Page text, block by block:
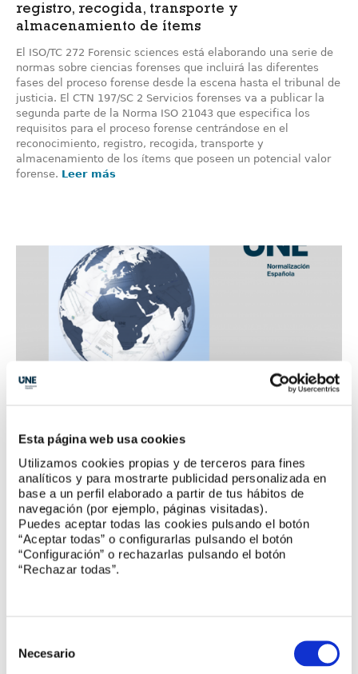
Esta página web usa cookies
Utilizamos cookies propias y de terceros para fines
analíticos y para mostrarte publicidad personalizada en
base a un perfil elaborado a partir de tus hábitos de
navegación (por ejemplo, páginas visitadas).
Puedes aceptar todas las cookies pulsando el botón
“Aceptar todas” o configurarlas pulsando el botón
“Configuración” o rechazarlas pulsando el botón
“Rechazar todas”.
Necesario
registro, recogida, transporte y
almacenamiento de ítems
El ISO/TC 272 Forensic sciences está elaborando una serie de
normas sobre ciencias forenses que incluirá las diferentes
fases del proceso forense desde la escena hasta el tribunal de
justicia. El CTN 197/SC 2 Servicios forenses va a publicar la
segunda parte de la Norma ISO 21043 que especifica los
requisitos para el proceso forense centrándose en el
reconocimiento, registro, recogida, transporte y
almacenamiento de los ítems que poseen un potencial valor
forense. Leer más
Noticias UNE
El Pacto Mundial difunde la labor de UNE con el